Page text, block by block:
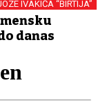
IVAKIĆA “BIRTIJA”
danas